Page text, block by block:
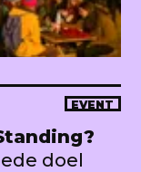
EVENT
doel